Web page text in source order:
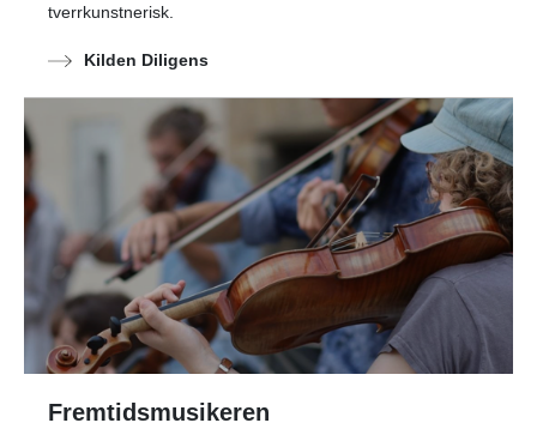
tverrkunstnerisk.
Kilden Diligens
Fremtidsmusikeren